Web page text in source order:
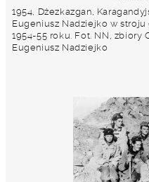
1954, Dżezkazgan,
Eugeniusz Nadziejko w
1954-55 roku. Fot. NN, zbiory
Eugeniusz Nadziejko